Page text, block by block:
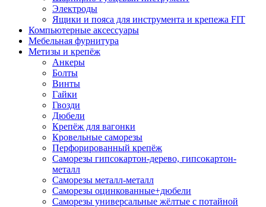
Электроды
Ящики и пояса для инструмента и крепежа FIT
Компьютерные аксессуары
Мебельная фурнитура
Метизы и крепёж
Анкеры
Болты
Винты
Гайки
Гвозди
Дюбели
Крепёж для вагонки
Кровельные саморезы
Перфорированный крепёж
Саморезы гипсокартон-дерево, гипсокартон-
металл
Саморезы металл-металл
Саморезы оцинкованные+дюбели
Саморезы универсальные жёлтые с потайной